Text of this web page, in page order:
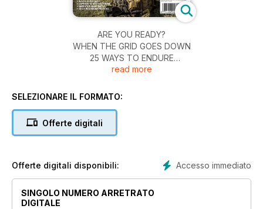
ARE YOU READY?
WHEN THE GRID GOES DOWN
25 WAYS TO ENDURE
LOW-COST WATER COLLECTION SYSTEMS
read more
SELEZIONARE IL FORMATO:
Offerte digitali
Accesso immediato
Offerte digitali disponibili:
SINGOLO NUMERO ARRETRATO
DIGITALE